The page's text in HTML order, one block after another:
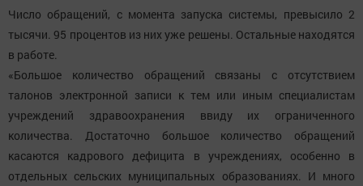
Число обращений, с момента запуска системы, превысило 2
тысячи. 95 процентов из них уже решены. Остальные находятся
в работе.
«Большое количество обращений связаны с отсутствием
талонов электронной записи к тем или иным специалистам
учреждений здравоохранения ввиду их ограниченного
количества. Достаточно большое количество обращений
касаются кадрового дефицита в учреждениях, особенно в
отдельных сельских муниципальных образованиях. И много